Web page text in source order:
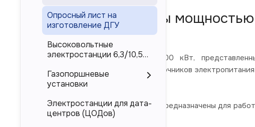
Дизель-генераторы
России
Дизельные электростанции 2400 кВт,
электроснабжения в качестве источников
Mitsubishi, Deutz.
Представленные в каталоге ДЭС предназначены для
магистральных электросетей.
Опросный лист на
изготовление ДГУ
Высоковольтные
электростанции 6,3/10,5
Газопоршневые
установки
Электростанции для дата-
центров (ЦОДов)